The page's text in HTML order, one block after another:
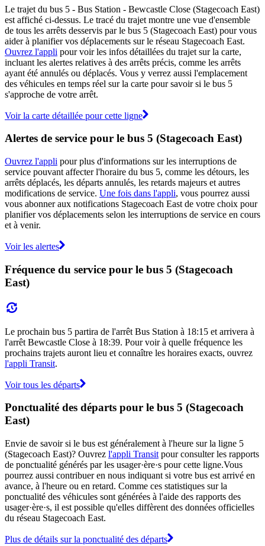
Le trajet du bus 5 - Bus Station - Bewcastle Close (Stagecoach East)
est affiché ci-dessus. Le tracé du trajet montre une vue d'ensemble
de tous les arrêts desservis par le bus 5 (Stagecoach East) pour vous
aider à planifier vos déplacements sur le réseau Stagecoach East.
Ouvrez l'appli pour voir les infos détaillées du trajet sur la carte,
incluant les alertes relatives à des arrêts précis, comme les arrêts
ayant été annulés ou déplacés. Vous y verrez aussi l'emplacement
des véhicules en temps réel sur la carte pour savoir si le bus 5
s'approche de votre arrêt.
Voir la carte détaillée pour cette ligne
Alertes de service pour le bus 5 (Stagecoach East)
Ouvrez l'appli pour plus d'informations sur les interruptions de
service pouvant affecter l'horaire du bus 5, comme les détours, les
arrêts déplacés, les départs annulés, les retards majeurs et autres
modifications de service. Une fois dans l'appli, vous pourrez aussi
vous abonner aux notifications Stagecoach East de votre choix pour
planifier vos déplacements selon les interruptions de service en cours
et à venir.
Voir les alertes
Fréquence du service pour le bus 5 (Stagecoach
East)
Le prochain bus 5 partira de l'arrêt Bus Station à 18:15 et arrivera à
l'arrêt Bewcastle Close à 18:39. Pour voir à quelle fréquence les
prochains trajets auront lieu et connaître les horaires exacts, ouvrez
l'appli Transit.
Voir tous les départs
Ponctualité des départs pour le bus 5 (Stagecoach
East)
Envie de savoir si le bus est généralement à l'heure sur la ligne 5
(Stagecoach East)? Ouvrez l'appli Transit pour consulter les rapports
de ponctualité générés par les usager·ère·s pour cette ligne.Vous
pourrez aussi contribuer en nous indiquant si votre bus est arrivé en
avance, à l'heure ou en retard. Comme ces statistiques sur la
ponctualité des véhicules sont générées à l'aide des rapports des
usager·ère·s, il est possible qu'elles diffèrent des données officielles
du réseau Stagecoach East.
Plus de détails sur la ponctualité des départs